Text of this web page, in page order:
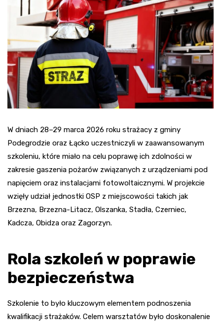
W dniach 28–29 marca 2026 roku strażacy z gminy
Podegrodzie oraz Łącko uczestniczyli w zaawansowanym
szkoleniu, które miało na celu poprawę ich zdolności w
zakresie gaszenia pożarów związanych z urządzeniami pod
napięciem oraz instalacjami fotowoltaicznymi. W projekcie
wzięły udział jednostki OSP z miejscowości takich jak
Brzezna, Brzezna-Litacz, Olszanka, Stadła, Czerniec,
Kadcza, Obidza oraz Zagorzyn.
Rola szkoleń w poprawie
bezpieczeństwa
Szkolenie to było kluczowym elementem podnoszenia
kwalifikacji strażaków. Celem warsztatów było doskonalenie